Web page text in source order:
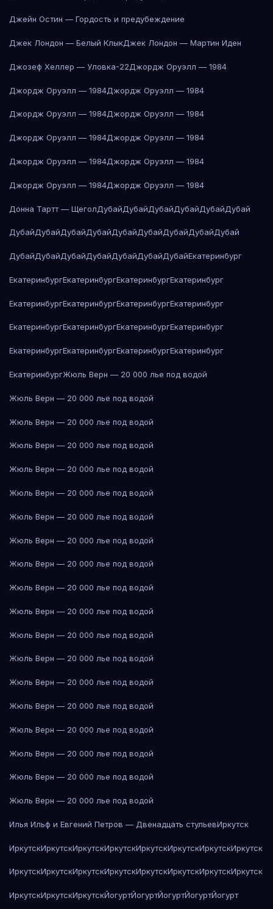
Джейн Остин — Гордость и предубеждение
Джек Лондон — Белый КлыкДжек Лондон — Мартин Иден
Джозеф Хеллер — Уловка-22Джордж Оруэлл — 1984
Джордж Оруэлл — 1984Джордж Оруэлл — 1984
Джордж Оруэлл — 1984Джордж Оруэлл — 1984
Джордж Оруэлл — 1984Джордж Оруэлл — 1984
Джордж Оруэлл — 1984Джордж Оруэлл — 1984
Джордж Оруэлл — 1984Джордж Оруэлл — 1984
Донна Тартт — ЩеголДубайДубайДубайДубайДубайДубай
ДубайДубайДубайДубайДубайДубайДубайДубайДубай
ДубайДубайДубайДубайДубайДубайДубайЕкатеринбург
ЕкатеринбургЕкатеринбургЕкатеринбургЕкатеринбург
ЕкатеринбургЕкатеринбургЕкатеринбургЕкатеринбург
ЕкатеринбургЕкатеринбургЕкатеринбургЕкатеринбург
ЕкатеринбургЕкатеринбургЕкатеринбургЕкатеринбург
ЕкатеринбургЖюль Верн — 20 000 лье под водой
Жюль Верн — 20 000 лье под водой
Жюль Верн — 20 000 лье под водой
Жюль Верн — 20 000 лье под водой
Жюль Верн — 20 000 лье под водой
Жюль Верн — 20 000 лье под водой
Жюль Верн — 20 000 лье под водой
Жюль Верн — 20 000 лье под водой
Жюль Верн — 20 000 лье под водой
Жюль Верн — 20 000 лье под водой
Жюль Верн — 20 000 лье под водой
Жюль Верн — 20 000 лье под водой
Жюль Верн — 20 000 лье под водой
Жюль Верн — 20 000 лье под водой
Жюль Верн — 20 000 лье под водой
Жюль Верн — 20 000 лье под водой
Жюль Верн — 20 000 лье под водой
Жюль Верн — 20 000 лье под водой
Жюль Верн — 20 000 лье под водой
Илья Ильф и Евгений Петров — Двенадцать стульевИркутск
ИркутскИркутскИркутскИркутскИркутскИркутскИркутскИркутск
ИркутскИркутскИркутскИркутскИркутскИркутскИркутскИркутск
ИркутскИркутскИркутскЙогуртЙогуртЙогуртЙогуртЙогурт